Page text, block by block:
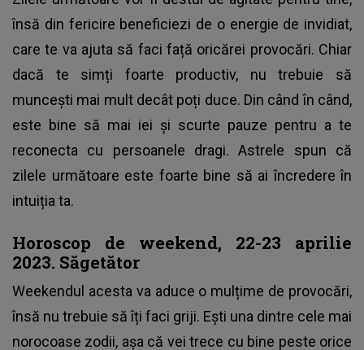
însă din fericire beneficiezi de o energie de invidiat,
care te va ajuta să faci față oricărei provocări. Chiar
dacă te simți foarte productiv, nu trebuie să
muncești mai mult decât poți duce. Din când în când,
este bine să mai iei și scurte pauze pentru a te
reconecta cu persoanele dragi. Astrele spun că
zilele următoare este foarte bine să ai încredere în
intuiția ta.
Horoscop de weekend, 22-23 aprilie
2023. Săgetător
Weekendul acesta va aduce o mulțime de provocări,
însă nu trebuie să îți faci griji. Ești una dintre cele mai
norocoase zodii, așa că vei trece cu bine peste orice